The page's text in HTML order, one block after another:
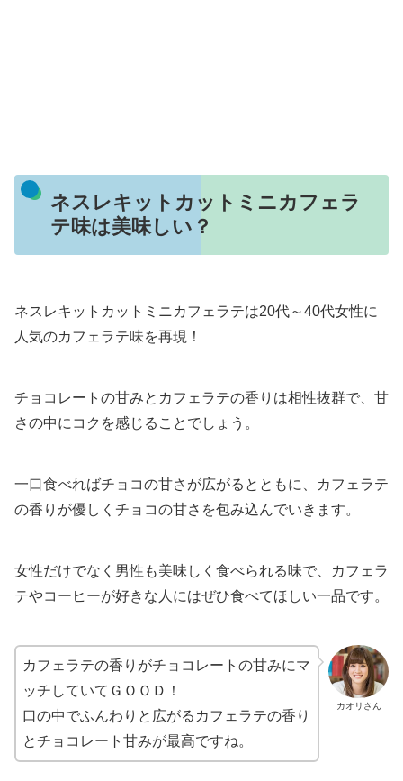
ネスレキットカットミニカフェラ
テ味は美味しい？
ネスレキットカットミニカフェラテは20代～40代女性に
人気のカフェラテ味を再現！
チョコレートの甘みとカフェラテの香りは相性抜群で、甘
さの中にコクを感じることでしょう。
一口食べればチョコの甘さが広がるとともに、カフェラテ
の香りが優しくチョコの甘さを包み込んでいきます。
女性だけでなく男性も美味しく食べられる味で、カフェラ
テやコーヒーが好きな人にはぜひ食べてほしい一品です。
カオリさん
カフェラテの香りがチョコレートの甘みにマ
ッチしていてＧＯＯＤ！
口の中でふんわりと広がるカフェラテの香り
とチョコレート甘みが最高ですね。